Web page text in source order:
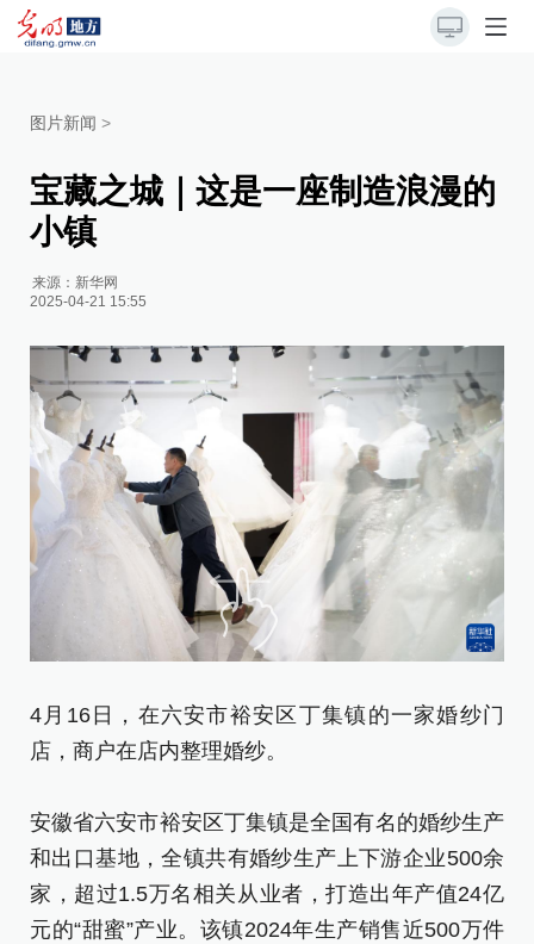
图片新闻 >
宝藏之城｜这是一座制造浪漫的
小镇
来源： 新华网
2025-04-21 15:55
4月16日，在六安市裕安区丁集镇的一家婚纱门
店，商户在店内整理婚纱。
安徽省六安市裕安区丁集镇是全国有名的婚纱生产
和出口基地，全镇共有婚纱生产上下游企业500余
家，超过1.5万名相关从业者，打造出年产值24亿
元的“甜蜜”产业。该镇2024年生产销售近500万件